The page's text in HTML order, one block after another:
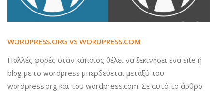
WORDPRESS.ORG VS WORDPRESS.COM
Πολλές φορές οταν κάποιος θέλει να ξεκινήσει ένα site ή
blog με το wordpress μπερδεύεται μεταξύ του
wordpress.org και του wordpress.com. Σε αυτό το άρθρο